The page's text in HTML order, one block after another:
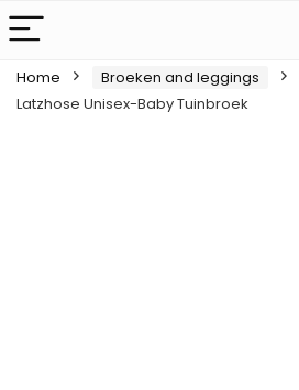
Home Broeken and leggings
Latzhose Unisex-Baby Tuinbroek